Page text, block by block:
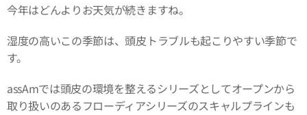
今年はどんよりお天気が続きますね。
湿度の高いこの季節は、頭皮トラブルも起こりやすい季節で
す。
assAmでは頭皮の環境を整えるシリーズとしてオープンから
取り扱いのあるフローディアシリーズのスキャルプラインも